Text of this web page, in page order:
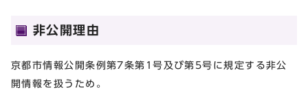
非公開理由
京都市情報公開条例第7条第1号及び第5号に規定する非公
開情報を扱うため。